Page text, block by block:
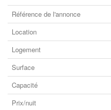
Référence de l'annonce
Location
Logement
Surface
Capacité
Prix/nuit